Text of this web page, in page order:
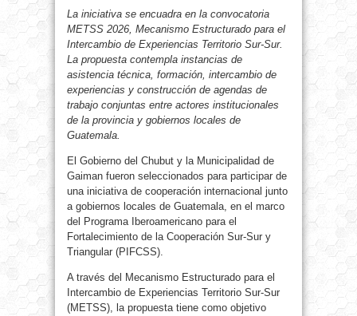
La iniciativa se encuadra en la convocatoria
METSS 2026, Mecanismo Estructurado para el
Intercambio de Experiencias Territorio Sur-Sur.
La propuesta contempla instancias de
asistencia técnica, formación, intercambio de
experiencias y construcción de agendas de
trabajo conjuntas entre actores institucionales
de la provincia y gobiernos locales de
Guatemala.
El Gobierno del Chubut y la Municipalidad de
Gaiman fueron seleccionados para participar de
una iniciativa de cooperación internacional junto
a gobiernos locales de Guatemala, en el marco
del Programa Iberoamericano para el
Fortalecimiento de la Cooperación Sur-Sur y
Triangular (PIFCSS).
A través del Mecanismo Estructurado para el
Intercambio de Experiencias Territorio Sur-Sur
(METSS), la propuesta tiene como objetivo